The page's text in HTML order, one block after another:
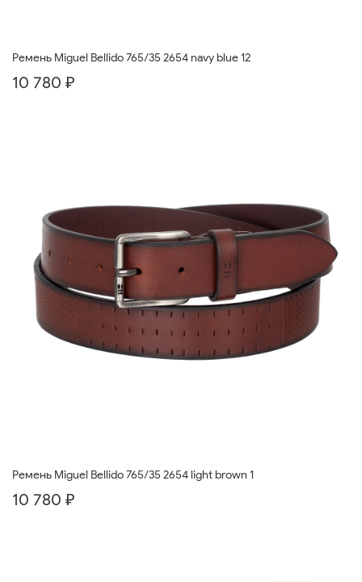
Ремень Miguel Bellido 765/35 2654 navy blue 12
10 780 ₽
Ремень Miguel Bellido 765/35 2654 light brown 1
10 780 ₽